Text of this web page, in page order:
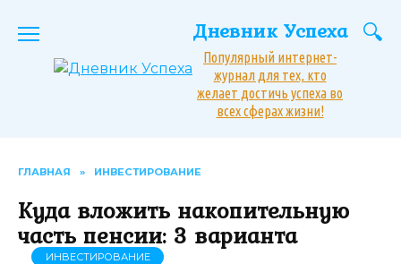
Дневник Успеха
Популярный интернет-
журнал для тех, кто
желает достичь успеха во
всех сферах жизни!
ГЛАВНАЯ » ИНВЕСТИРОВАНИЕ
Куда вложить накопительную
часть пенсии: 3 варианта
ИНВЕСТИРОВАНИЕ